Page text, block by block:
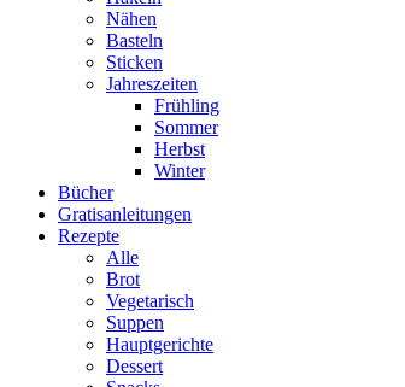
Nähen
Basteln
Sticken
Jahreszeiten
Frühling
Sommer
Herbst
Winter
Bücher
Gratisanleitungen
Rezepte
Alle
Brot
Vegetarisch
Suppen
Hauptgerichte
Dessert